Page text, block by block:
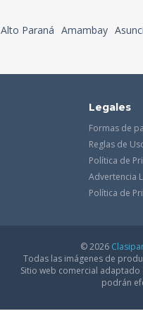
Alto Paraná Amambay
Legales
Formas de
Reglas de
Política de
Advertencia
Política de
© 2026
Todas las imágenes de
Sitio web comercial adaptado
podrán